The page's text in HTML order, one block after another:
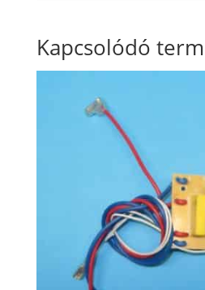
Kapcsolódó